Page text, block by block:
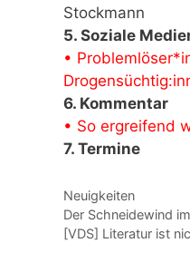
Stockmann
5. Soziale
•
6. Kommentar
• So ergreifend
7. Termine
Kategorien
Neuigkeiten
Der Schneidewind
[VDS] Literatur ist